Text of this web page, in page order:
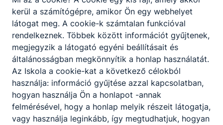
számára is.
KOMPETENCIAELVÁRÁS
Logikai gondolkodás, jó szemmérték, tér- és
színlátás, kézügyesség, önállóság,
problémamegoldó képesség.
A SZAKKÉPZETTSÉGGEL RENDELKEZŐ
kerül a számítógépre, amikor Ön egy webhelyet
látogat meg. A cookie-k számtalan funkcióval
rendelkeznek. Többek között információt gyűjtenek,
megjegyzik a látogató egyéni beállításait és
általánosságban megkönnyítik a honlap használatát.
Az Iskola a cookie-kat a következő célokból
használja: információ gyűjtése azzal kapcsolatban,
hogyan használja Ön a honlapot -annak
felmérésével, hogy a honlap melyik részeit látogatja,
vagy használja leginkább, így megtudhatjuk, hogyan